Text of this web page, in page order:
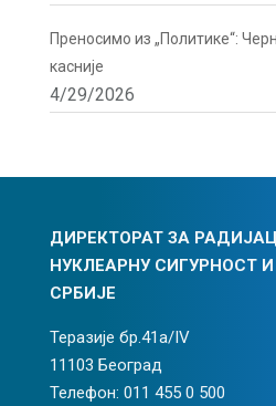
Преносимо из „Политике“:
касније
4/29/2026
ДИРЕКТОРАТ ЗА
НУКЛЕАРНУ СИГУРНОСТ
СРБИЈЕ
Теразије бр.41а/IV
11103 Београд
Телефон: 011 455 0 500